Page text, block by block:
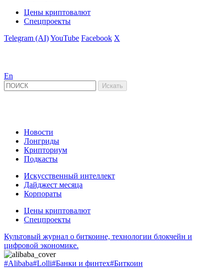
Цены криптовалют
Спецпроекты
Telegram (AI)YouTube Facebook X
En
Новости
Лонгриды
Крипториум
Подкасты
Искусственный интеллект
Дайджест месяца
Корпораты
Цены криптовалют
Спецпроекты
Культовый журнал о биткоине, технологии блокчейн и
цифровой экономике.
#Alibaba#Lolli#Банки и финтех#Биткоин